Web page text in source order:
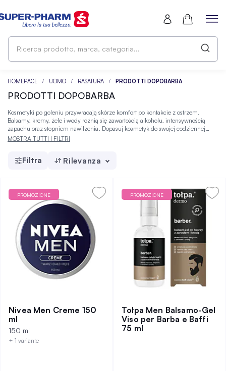
HOMEPAGE UOMO RASATURA PRODOTTI DOPOBARBA
PRODOTTI DOPOBARBA
Kosmetyki po goleniu przywracają skórze komfort po kontakcie z ostrzem.
Balsamy, kremy, żele i wody różnią się zawartością alkoholu, intensywnością
zapachu oraz stopniem nawilżenia. Dopasuj kosmetyk do swojej codziennej
pielęgnacji, a wybrany wariant znajdziesz w Super-Pharm.
MOSTRA TUTTI I FILTRI
Filtra Rilevanza
PROMOZIONE
Nivea Men Creme 150
ml
150 ml
+ 1 variante
PROMOZIONE
Tołpa Men Balsamo-Gel
Viso per Barba e Baffi
75 ml